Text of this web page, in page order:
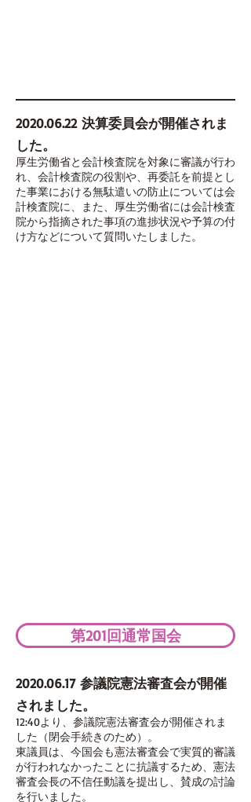
2020.06.22決算委員会が開催されま
した。
厚生労働省と会計検査院を対象に審議が行わ
れ、会計検査院の役割や、再委託を前提とし
た事業における無駄遣いの防止については会
計検査院に、また、厚生労働省には会計検査
院から指摘された事項の進捗状況や予算の付
け方などについて質問いたしました。
第201回通常国会
2020.06.17参議院憲法審査会が開催
されました。
12:40より、参議院憲法審査会が開催されま
した（閉会手続きのため）。
東議員は、今国会も憲法審査会で実質的審議
が行われなかったことに抗議するため、憲法
審査会長の不信任動議を提出し、賛成の討論
を行いました。